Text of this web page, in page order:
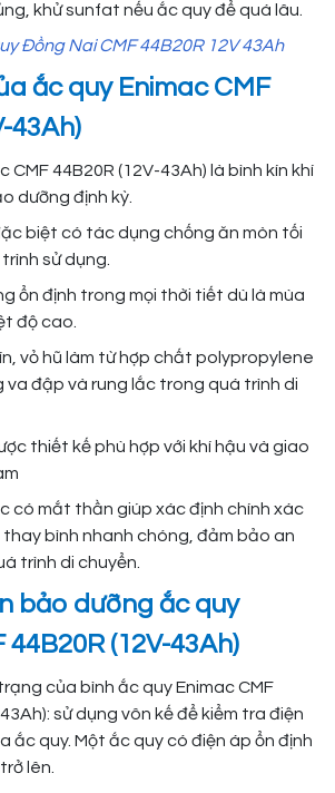
khử sunfat nếu ắc quy để quá lâu.
Đồng Nai CMF 44B20R 12V 43Ah
ắc quy Enimac CMF
43Ah)
CMF 44B20R (12V-43Ah) là bình kín khí
dưỡng định kỳ.
biệt có tác dụng chống ăn mòn tối
sử dụng.
ổn định trong mọi thời tiết dù là mùa
độ cao.
vỏ hũ làm từ hợp chất polypropylene
va đập và rung lắc trong quá trình di
thiết kế phù hợp với khí hậu và giao
có mắt thần giúp xác định chính xác
thay bình nhanh chóng, đảm bảo an
trình di chuyển.
bảo dưỡng ắc quy
44B20R (12V-43Ah)
của bình ắc quy Enimac CMF
sử dụng vôn kế để kiểm tra điện
ắc quy. Một ắc quy có điện áp ổn định
lên.